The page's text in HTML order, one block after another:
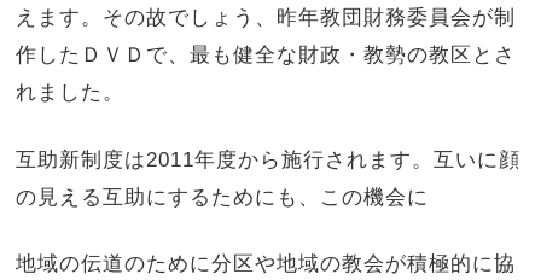
えます。その故でしょう、昨年教団財務委員会が制
作したＤＶＤで、最も健全な財政・教勢の教区とさ
れました。
互助新制度は2011年度から施行されます。互いに顔
の見える互助にするためにも、この機会に
地域の伝道のために分区や地域の教会が積極的に協